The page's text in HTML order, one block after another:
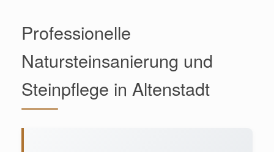
Professionelle
Natursteinsanierung und
Steinpflege in Altenstadt